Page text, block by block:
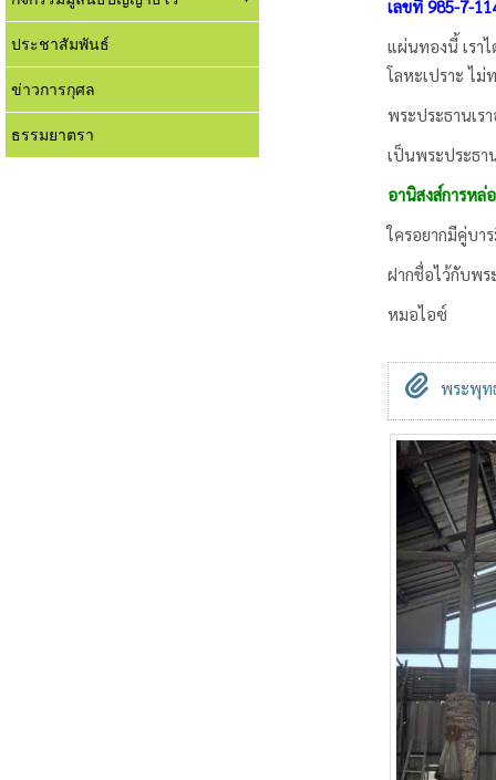
ประชาสัมพันธ์
ข่าวการกุศล
ธรรมยาตรา
เลขที่ 985-7-
แผ่นทองนี้ เรา
โลหะเปราะ ไ
พระประธานเร
เป็นพระประธา
อานิสงส์การห
ใครอยากมีคู่บ
ฝากชื่อไว้กับพ
หมอไอซ์
พระพุท